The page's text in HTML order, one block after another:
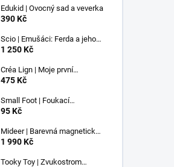
Edukid | Ovocný sad a veverka
390 Kč
Scio | Emušáci: Ferda a jeho
mouchy (1. díl)
1 250 Kč
Créa Lign | Moje první
voskovky - 9 ks
475 Kč
Small Foot | Foukací
lokomotiva s balonkem 1 ks
95 Kč
Mideer | Barevná magnetická
stavebnice - 100 ks
1 990 Kč
Tooky Toy | Zvukostrom